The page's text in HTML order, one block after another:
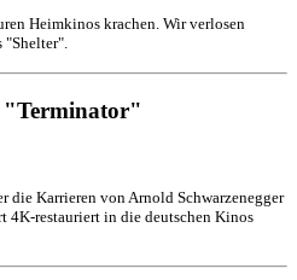
Heimkinos krachen. Wir verlosen
"Shelter".
"Terminator"
die Karrieren von Arnold Schwarzenegger
4K-restauriert in die deutschen Kinos